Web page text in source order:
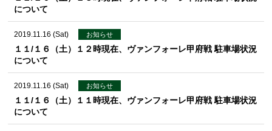
について
2019.11.16 (Sat) お知らせ
１１/１６（土）１２時現在、ヴァンフォーレ甲府戦 駐車場状況
について
2019.11.16 (Sat) お知らせ
１１/１６（土）１１時現在、ヴァンフォーレ甲府戦 駐車場状況
について